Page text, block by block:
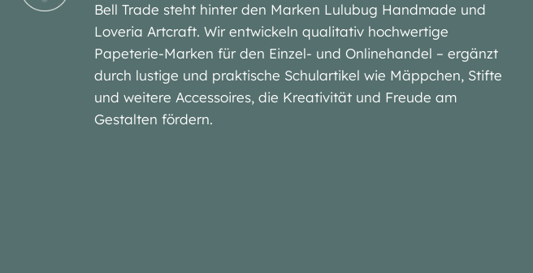
Bell Trade steht hinter den Marken Lulubug Handmade und
Loveria Artcraft. Wir entwickeln qualitativ hochwertige
Papeterie-Marken für den Einzel- und Onlinehandel – ergänzt
durch lustige und praktische Schulartikel wie Mäppchen, Stifte
und weitere Accessoires, die Kreativität und Freude am
Gestalten fördern.